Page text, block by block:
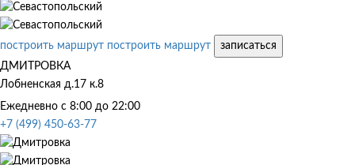
построить маршрут построить маршрут
записаться
ДМИТРОВКА
Лобненская д.17 к.8
Ежедневно с 8:00 до 22:00
+7 (499) 450-63-77